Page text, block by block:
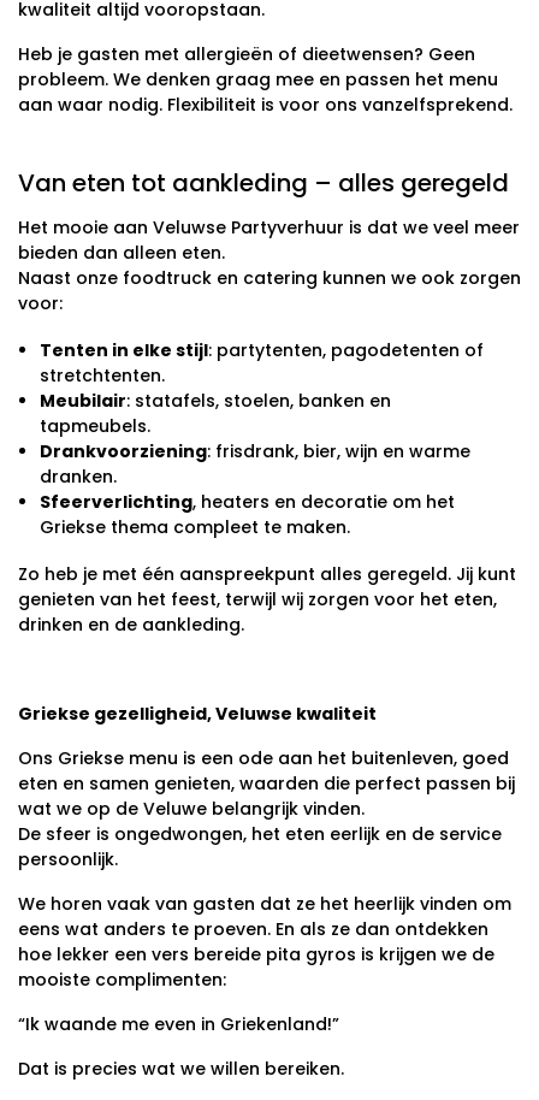
kwaliteit altijd vooropstaan.
Heb je gasten met allergieën of dieetwensen? Geen
probleem. We denken graag mee en passen het menu
aan waar nodig. Flexibiliteit is voor ons vanzelfsprekend.
Van eten tot aankleding – alles geregeld
Het mooie aan Veluwse Partyverhuur is dat we veel meer
bieden dan alleen eten.
Naast onze foodtruck en catering kunnen we ook zorgen
voor:
Tenten in elke stijl: partytenten, pagodetenten of
stretchtenten.
Meubilair: statafels, stoelen, banken en
tapmeubels.
Drankvoorziening: frisdrank, bier, wijn en warme
dranken.
Sfeerverlichting, heaters en decoratie om het
Griekse thema compleet te maken.
Zo heb je met één aanspreekpunt alles geregeld. Jij kunt
genieten van het feest, terwijl wij zorgen voor het eten,
drinken en de aankleding.
Griekse gezelligheid, Veluwse kwaliteit
Ons Griekse menu is een ode aan het buitenleven, goed
eten en samen genieten, waarden die perfect passen bij
wat we op de Veluwe belangrijk vinden.
De sfeer is ongedwongen, het eten eerlijk en de service
persoonlijk.
We horen vaak van gasten dat ze het heerlijk vinden om
eens wat anders te proeven. En als ze dan ontdekken
hoe lekker een vers bereide pita gyros is krijgen we de
mooiste complimenten:
“Ik waande me even in Griekenland!”
Dat is precies wat we willen bereiken.